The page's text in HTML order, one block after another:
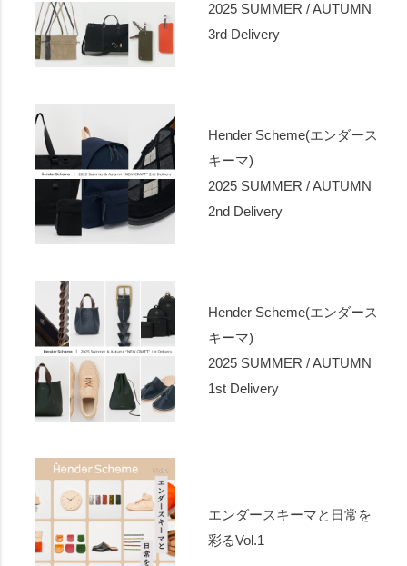
2025 SUMMER / AUTUMN
3rd Delivery
Hender Scheme(エンダース
キーマ)
2025 SUMMER / AUTUMN
2nd Delivery
Hender Scheme(エンダース
キーマ)
2025 SUMMER / AUTUMN
1st Delivery
エンダースキーマと日常を
彩るVol.1